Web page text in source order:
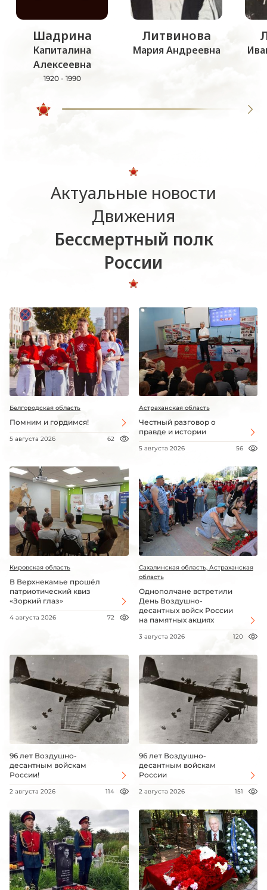
Шадрина
Капиталина
Алексеевна
1920 - 1990
Литвинова
Мария Андреевна
Актуальные новости
Движения
Бессмертный полк
России
Белгородская область
Помним и гордимся!
5 августа 2026 62
Астраханская область
Честный разговор о
правде и истории
5 августа 2026 56
Кировская область
В Верхнекамье прошёл
патриотический квиз
«Зоркий глаз»
4 августа 2026 72
Сахалинская область, Астраханская
область
Однополчане встретили
День Воздушно-
десантных войск России
на памятных акциях
3 августа 2026 120
96 лет Воздушно-
десантным войскам
России!
2 августа 2026 114
96 лет Воздушно-
десантным войскам
России
2 августа 2026 151